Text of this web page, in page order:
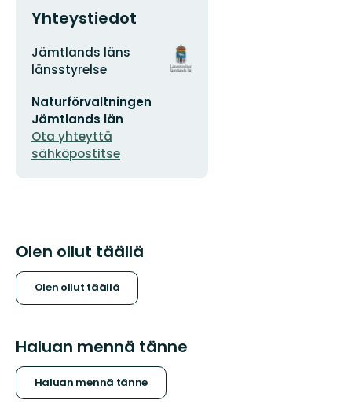
Yhteystiedot
Osoite
Jämtlands läns
länsstyrelse
Naturförvaltningen
Jämtlands län
Ota yhteyttä
sähköpostitse
Organisaation
logotyyppi
Olen ollut täällä
Olen ollut täällä
Haluan mennä tänne
Haluan mennä tänne